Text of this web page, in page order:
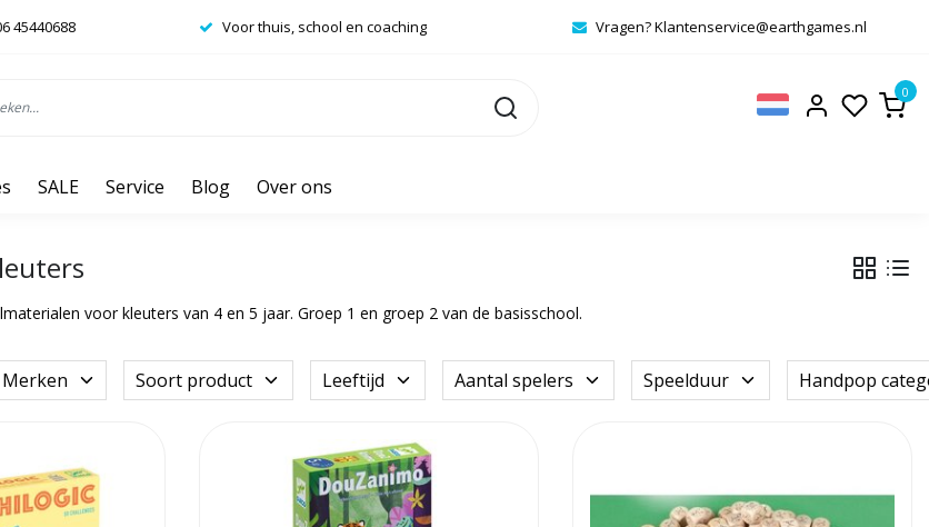
45440688 Voor thuis, school en coaching Vragen?Klantenservice@earthgames.nl
0
SALE Service Blog Over ons
voor kleuters van 4 en 5 jaar. Groep 1 en groep 2 van de basisschool.
Merken Soort product Leeftijd Aantal spelers Speelduur Handpop